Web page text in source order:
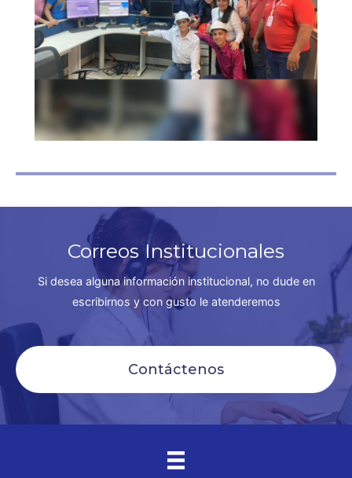
Correos Institucionales
Si desea alguna información institucional, no dude en
escribirnos y con gusto le atenderemos
Contáctenos